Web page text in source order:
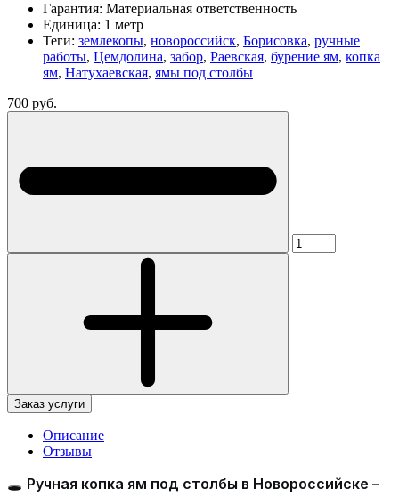
Гарантия: Материальная ответственность
Единица: 1 метр
Теги: землекопы, новороссийск, Борисовка, ручные
работы, Цемдолина, забор, Раевская, бурение ям, копка
ям, Натухаевская, ямы под столбы
700 руб.
Заказ услуги
Описание
Отзывы
🕳 Ручная копка ям под столбы в Новороссийске –